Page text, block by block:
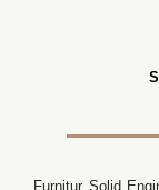
Furnitur Solid